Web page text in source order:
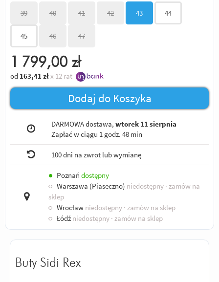
39 40 41 42 43 44
45 46 47
1 799,00 zł
od 163,41 zł x 12 rat
Dodaj do Koszyka
DARMOWA dostawa,wtorek 11 sierpnia
Zapłać w ciągu 1 godz. 48 min
100 dni na zwrot lub wymianę
● Poznań dostępny
○ Warszawa (Piaseczno) niedostępny · zamów na
sklep
○ Wrocław niedostępny · zamów na sklep
○ Łódź niedostępny · zamów na sklep
Buty Sidi Rex